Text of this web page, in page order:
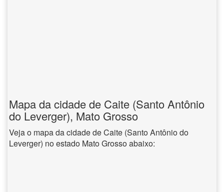
Mapa da cidade de Caite (Santo Antônio
do Leverger), Mato Grosso
Veja o mapa da cidade de Caite (Santo Antônio do
Leverger) no estado Mato Grosso abaixo: